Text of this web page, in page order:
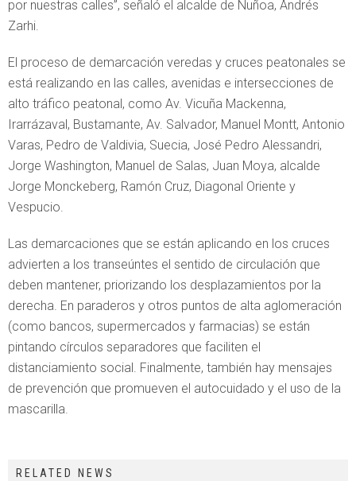
por nuestras calles”, señaló el alcalde de Ñuñoa, Andrés
Zarhi.
El proceso de demarcación veredas y cruces peatonales se
está realizando en las calles, avenidas e intersecciones de
alto tráfico peatonal, como Av. Vicuña Mackenna,
Irarrázaval, Bustamante, Av. Salvador, Manuel Montt, Antonio
Varas, Pedro de Valdivia, Suecia, José Pedro Alessandri,
Jorge Washington, Manuel de Salas, Juan Moya, alcalde
Jorge Monckeberg, Ramón Cruz, Diagonal Oriente y
Vespucio.
Las demarcaciones que se están aplicando en los cruces
advierten a los transeúntes el sentido de circulación que
deben mantener, priorizando los desplazamientos por la
derecha. En paraderos y otros puntos de alta aglomeración
(como bancos, supermercados y farmacias) se están
pintando círculos separadores que faciliten el
distanciamiento social. Finalmente, también hay mensajes
de prevención que promueven el autocuidado y el uso de la
mascarilla.
RELATED NEWS